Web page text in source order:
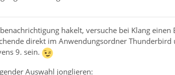
hakelt, versuche bei Klang
direkt im Anwendungsordner Thunderbird
9. sein.
Auswahl jonglieren: